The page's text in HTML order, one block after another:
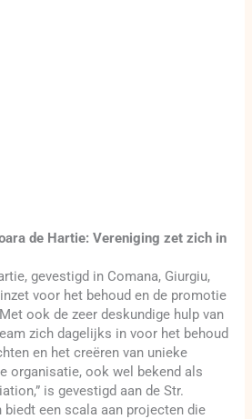
de Hartie: Vereniging zet zich in
gevestigd in Comana, Giurgiu,
voor het behoud en de promotie
ook de zeer deskundige hulp van
zich dagelijks in voor het behoud
en het creëren van unieke
organisatie, ook wel bekend als
is gevestigd aan de Str.
biedt een scala aan projecten die